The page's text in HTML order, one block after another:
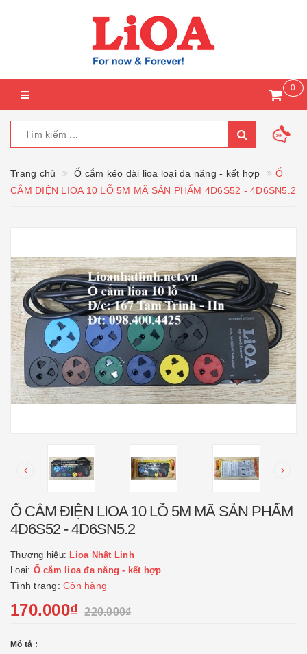
0
Trang chủ Ổ cắm kéo dài lioa loại đa năng - kết hợp
Ổ
CẮM ĐIỆN LIOA 10 LỖ 5M MÃ SẢN PHẨM 4D6S52 - 4D6SN5.2
Ổ CẮM ĐIỆN LIOA 10 LỖ 5M MÃ SẢN PHẨM
4D6S52 - 4D6SN5.2
Thương hiệu: Lioa Nhật Linh
Loại: Ổ cắm lioa đa năng - kết hợp
Tình trạng: Còn hàng
170.000₫ 220.000₫
Mô tả :